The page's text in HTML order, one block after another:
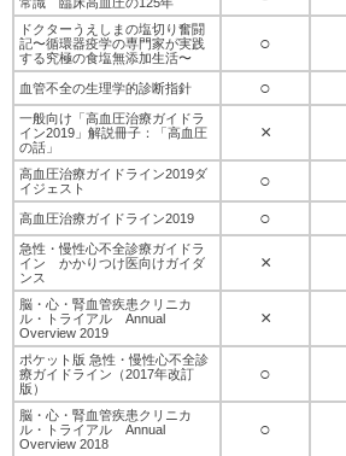
ドクターうえしまの塩切り奮闘
記〜循環器疫学の専門家が実践
する究極の食塩無添加生活〜
○
血管不全の生理学的診断指針 ○
一般向け「高血圧治療ガイドラ
イン2019」解説冊子：「高血圧
の話」
×
高血圧治療ガイドライン2019ダ
イジェスト
○
高血圧治療ガイドライン2019 ○
急性・慢性心不全診療ガイドラ
イン かかりつけ医向けガイダ
ンス
×
脳・心・腎血管疾患クリニカ
ル・トライアル Annual
Overview 2019
×
ポケット版 急性・慢性心不全診
療ガイドライン（2017年改訂
版）
○
脳・心・腎血管疾患クリニカ
ル・トライアル Annual
Overview 2018
○